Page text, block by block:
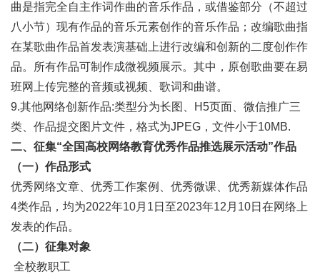
曲是指完全自主作词作曲的音乐作品，或借鉴部分（不超过
八小节）现有作品的音乐元素创作的音乐作品；改编歌曲指
在某歌曲作品首发表演基础上进行改编和创新的二度创作作
品。所有作品可制作成微视频展示。其中，原创歌曲要在易
班网上传完整的音频或视频、歌词和曲谱。
9.其他网络创新作品:类型分为长图、H5页面、微信推广三
类、作品提交图片文件，格式为JPEG，文件小于10MB.
二、 征集“全国高校网络教育优秀作品推选展示活动”作品
（一）作品形式
优秀网络文章、优秀工作案例、优秀微课、优秀新媒体作品
4类作品，均为2022年10月1日至2023年12月10日在网络上
发表的作品。
（二）征集对象
全校教职工